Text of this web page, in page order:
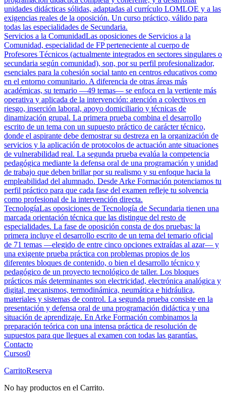
unidades didácticas sólidas, adaptadas al currículo LOMLOE y a las
exigencias reales de la oposición. Un curso práctico, válido para
todas las especialidades de Secundaria.
Servicios a la ComunidadLas oposiciones de Servicios a la
Comunidad, especialidad de FP perteneciente al cuerpo de
Profesores Técnicos (actualmente integrados en sectores singulares o
secundaria según comunidad), son, por su perfil profesionalizador,
esenciales para la cohesión social tanto en centros educativos como
en el entorno comunitario. A diferencia de otras áreas más
académicas, su temario —49 temas— se enfoca en la vertiente más
operativa y aplicada de la intervención: atención a colectivos en
riesgo, inserción laboral, apoyo domiciliario y técnicas de
dinamización grupal. La primera prueba combina el desarrollo
escrito de un tema con un supuesto práctico de carácter técnico,
donde el aspirante debe demostrar su destreza en la organización de
servicios y la aplicación de protocolos de actuación ante situaciones
de vulnerabilidad real. La segunda prueba evalúa la competencia
pedagógica mediante la defensa oral de una programación y unidad
de trabajo que deben brillar por su realismo y su enfoque hacia la
empleabilidad del alumnado. Desde Arke Formación potenciamos tu
perfil práctico para que cada fase del examen refleje tu solvencia
como profesional de la intervención directa.
TecnologíaLas oposiciones de Tecnología de Secundaria tienen una
marcada orientación técnica que las distingue del resto de
especialidades. La fase de oposición consta de dos pruebas: la
primera incluye el desarrollo escrito de un tema del temario oficial
de 71 temas —elegido de entre cinco opciones extraídas al azar— y
una exigente prueba práctica con problemas propios de los
diferentes bloques de contenido, o bien el desarrollo técnico y
pedagógico de un proyecto tecnológico de taller. Los bloques
prácticos más determinantes son electricidad, electrónica analógica y
digital, mecanismos, termodinámica, neumática e hidráulica,
materiales y sistemas de control. La segunda prueba consiste en la
presentación y defensa oral de una programación didáctica y una
situación de aprendizaje. En Arke Formación combinamos la
preparación teórica con una intensa práctica de resolución de
supuestos para que llegues al examen con todas las garantías.
Contacto
Cursos0
CarritoReserva
No hay productos en el Carrito.